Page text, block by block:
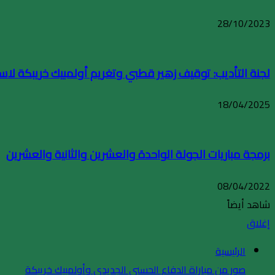
28/10/2023
لجنة التأديب: توقيف زهير قطبي وتغريم أولمبيك خريبكة
18/04/2025
برمجة مباريات الجولة الواحدة والعشرين والثانية والعشرين
08/04/2022
شاهد أيضاً
إغلاق
الرئيسية
صور من مباراة الدفاع الحسني الجديدي وأولمبيك خريبكة